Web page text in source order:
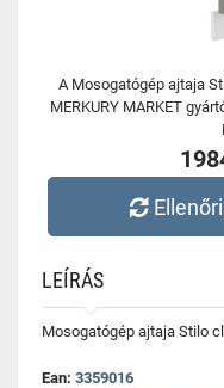
A Mosogatógép ajtaja
MERKURY MARKET
LEÍRÁS
Mosogatógép ajtaja Stilo
Ean: 3359016